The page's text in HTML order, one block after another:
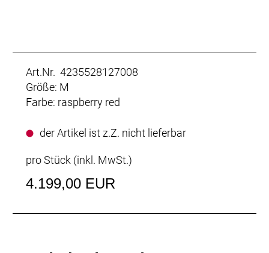
Art.Nr. 4235528127008
Größe: M
Farbe: raspberry red
der Artikel ist z.Z. nicht lieferbar
pro Stück (inkl. MwSt.)
4.199,00 EUR